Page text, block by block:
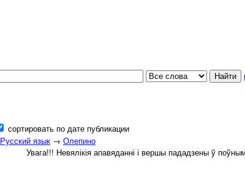
сортировать по дате публикации
Русский язык → Олепино
Увага!!! Невялікія апавяданні і вершы пададзены ў